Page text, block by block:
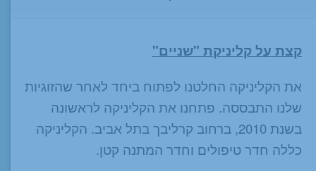
קצת על קליניקת "שניים"
את הקליניקה החלטנו לפתוח ביחד לאחר שהזוגיות
שלנו התבססה. פתחנו את הקליניקה לראשונה
בשנת 2010, ברחוב קרליבך בתל אביב. הקליניקה
כללה חדר טיפולים וחדר המתנה קטן.